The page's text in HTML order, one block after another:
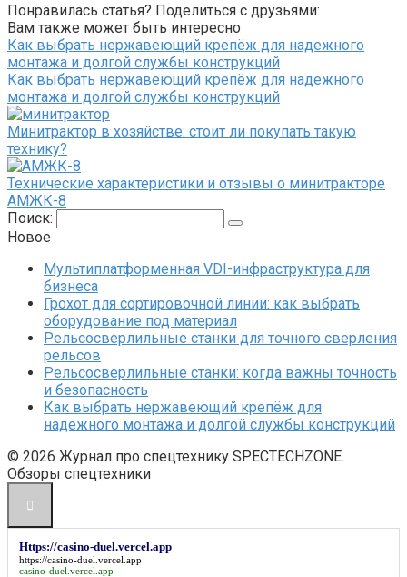
Понравилась статья? Поделиться с друзьями:
Вам также может быть интересно
Как выбрать нержавеющий крепёж для надежного
монтажа и долгой службы конструкций
Как выбрать нержавеющий крепёж для надежного
монтажа и долгой службы конструкций
Минитрактор в хозяйстве: стоит ли покупать такую
технику?
Технические характеристики и отзывы о минитракторе
АМЖК-8
Поиск:
Новое
Мультиплатформенная VDI-инфраструктура для
бизнеса
Грохот для сортировочной линии: как выбрать
оборудование под материал
Рельсосверлильные станки для точного сверления
рельсов
Рельсосверлильные станки: когда важны точность
и безопасность
Как выбрать нержавеющий крепёж для
надежного монтажа и долгой службы конструкций
© 2026 Журнал про спецтехнику SPECTECHZONE.
Обзоры спецтехники
Https://casino-duel.vercel.app
https://casino-duel.vercel.app
casino-duel.vercel.app